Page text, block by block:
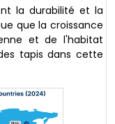
la durabilité et la
que la croissance
et de l'habitat
tapis dans cette